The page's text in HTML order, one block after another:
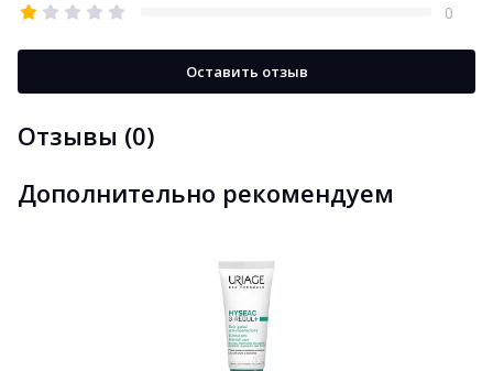
Отзывы (0)
0
Оставить отзыв
Дополнительно рекомендуем